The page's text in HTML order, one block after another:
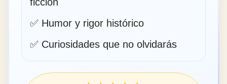
✅ Historias reales que parecen
✅ Curiosidades que no olvidarás